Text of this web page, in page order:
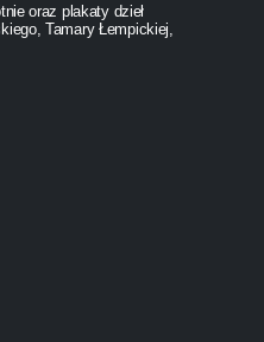
oraz plakaty dzieł
Tamary Łempickiej,